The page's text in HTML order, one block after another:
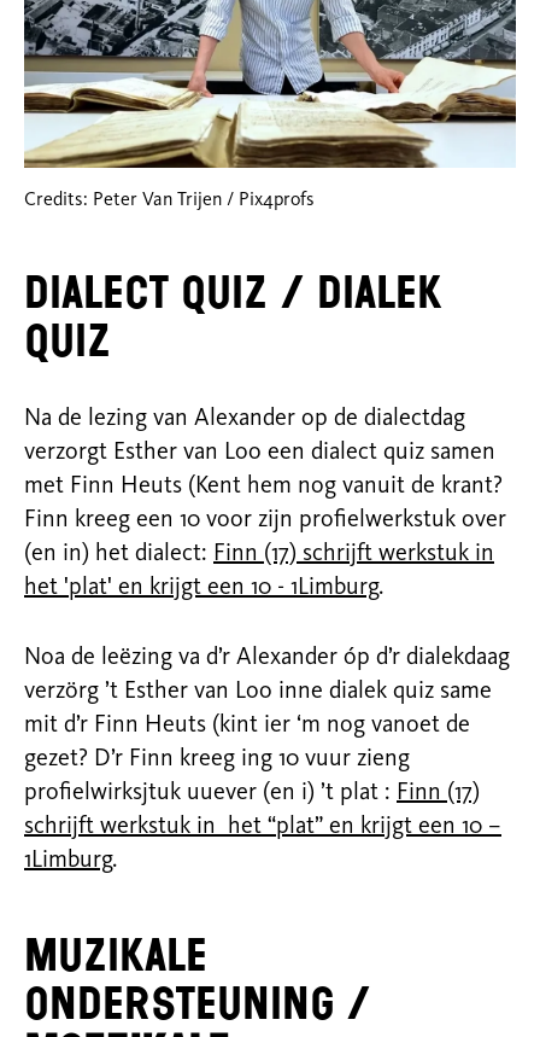
Credits: Peter Van Trijen / Pix4profs
Dialect Quiz / Dialek
Quiz
Na de lezing van Alexander op de dialectdag
verzorgt Esther van Loo een dialect quiz samen
met Finn Heuts (Kent hem nog vanuit de krant?
Finn kreeg een 10 voor zijn profielwerkstuk over
(en in) het dialect: Finn (17) schrijft werkstuk in
het 'plat' en krijgt een 10 - 1Limburg.
Noa de leëzing va d’r Alexander óp d’r dialekdaag
verzörg ’t Esther van Loo inne dialek quiz same
mit d’r Finn Heuts (kint ier ‘m nog vanoet de
gezet? D’r Finn kreeg ing 10 vuur zieng
profielwirksjtuk uuever (en i) ’t plat : Finn (17)
schrijft werkstuk in
het “plat” en krijgt een 10 –
1Limburg.
Muzikale
ondersteuning /